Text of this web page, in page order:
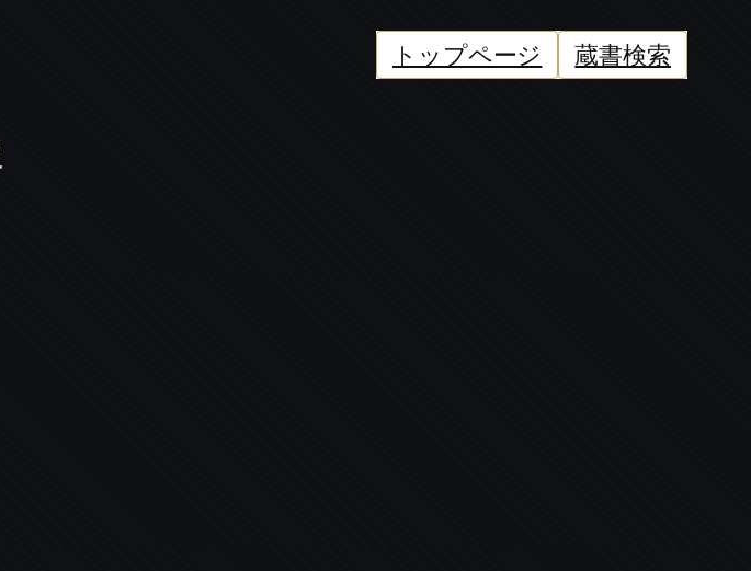
トップページ 蔵書検索